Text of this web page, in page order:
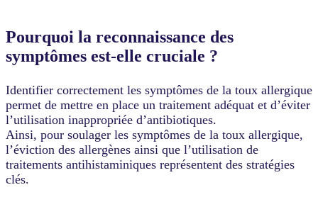
Pourquoi la reconnaissance des
symptômes est-elle cruciale ?
Identifier correctement les symptômes de la toux allergique
permet de mettre en place un traitement adéquat et d’éviter
l’utilisation inappropriée d’antibiotiques.
Ainsi, pour soulager les symptômes de la toux allergique,
l’éviction des allergènes ainsi que l’utilisation de
traitements antihistaminiques représentent des stratégies
clés.